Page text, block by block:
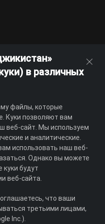
в различных
файлы, которые
Куки позволяют вам
веб-сайт. Мы используем
и аналитические.
использовать наш веб-
Однако вы можете
куки будут
веб-сайта.
что ваши
третьими лицами,
Inc.).